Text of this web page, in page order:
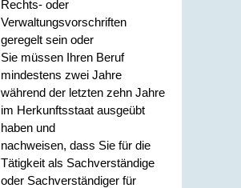
Rechts- oder
Verwaltungsvorschriften
geregelt sein oder
Sie müssen Ihren Beruf
mindestens zwei Jahre
während der letzten zehn Jahre
im Herkunftsstaat ausgeübt
haben und
nachweisen, dass Sie für die
Tätigkeit als Sachverständige
oder Sachverständiger für